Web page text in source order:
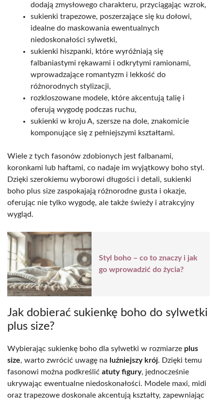
dodają zmysłowego charakteru, przyciągając wzrok,
sukienki trapezowe, poszerzające się ku dołowi,
idealne do maskowania ewentualnych
niedoskonałości sylwetki,
sukienki hiszpanki, które wyróżniają się
falbaniastymi rękawami i odkrytymi ramionami,
wprowadzające romantyzm i lekkość do
różnorodnych stylizacji,
rozkloszowane modele, które akcentują talię i
oferują wygodę podczas ruchu,
sukienki w kroju A, szersze na dole, znakomicie
komponujące się z pełniejszymi kształtami.
Wiele z tych fasonów zdobionych jest falbanami,
koronkami lub haftami, co nadaje im wyjątkowy boho styl.
Dzięki szerokiemu wyborowi długości i detali, sukienki
boho plus size zaspokajają różnorodne gusta i okazje,
oferując nie tylko wygodę, ale także świeży i atrakcyjny
wygląd.
Styl boho – co to znaczy i jak
go wprowadzić do życia?
Jak dobierać sukienkę boho do sylwetki
plus size?
Wybierając sukienkę boho dla sylwetki w rozmiarze plus
size, warto zwrócić uwagę na luźniejszy krój. Dzięki temu
fasonowi można podkreślić atuty figury, jednocześnie
ukrywając ewentualne niedoskonałości. Modele maxi, midi
oraz trapezowe doskonale akcentują kształty, zapewniając